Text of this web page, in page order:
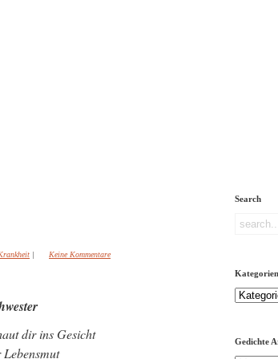
| Keine Kommentare
dir ins Gesicht
Search
Kategorien
Kategorien
Gedichte